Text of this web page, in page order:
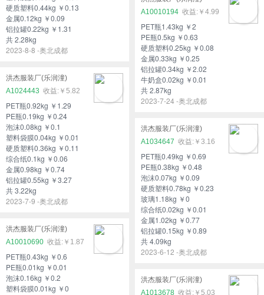
硬质塑料0.44kg ￥0.13
金属0.12kg ￥0.09
铝拉罐0.22kg ￥1.31
共 2.28kg
2023-8-8 -奥北成都
A10010194
￥4.99
PET瓶1.43kg ￥2
PE瓶0.5kg ￥0.63
硬质塑料0.25kg ￥0.08
金属0.33kg ￥0.25
铝拉罐0.34kg ￥2.02
牛奶盒0.02kg ￥0.01
共 2.87kg
2023-7-24 -奥北成都
洪杰服装厂(乐润潼)
A1024443
￥5.82
PET瓶0.92kg ￥1.29
PE瓶0.19kg ￥0.24
泡沫0.08kg ￥0.1
塑料袋膜0.04kg ￥0.01
硬质塑料0.36kg ￥0.11
综合纸0.1kg ￥0.06
金属0.98kg ￥0.74
铝拉罐0.55kg ￥3.27
共 3.22kg
2023-7-9 -奥北成都
洪杰服装厂(乐润潼)
A1034647
￥3.16
PET瓶0.49kg ￥0.69
PE瓶0.38kg ￥0.48
泡沫0.07kg ￥0.09
硬质塑料0.78kg ￥0.23
玻璃1.18kg ￥0
综合纸0.02kg ￥0.01
金属1.02kg ￥0.77
铝拉罐0.15kg ￥0.89
共 4.09kg
2023-6-12 -奥北成都
洪杰服装厂(乐润潼)
A10010690
￥1.87
PET瓶0.43kg ￥0.6
PE瓶0.01kg ￥0.01
泡沫0.16kg ￥0.2
塑料袋膜0.01kg ￥0
洪杰服装厂(乐润潼)
A1013678
￥5.03